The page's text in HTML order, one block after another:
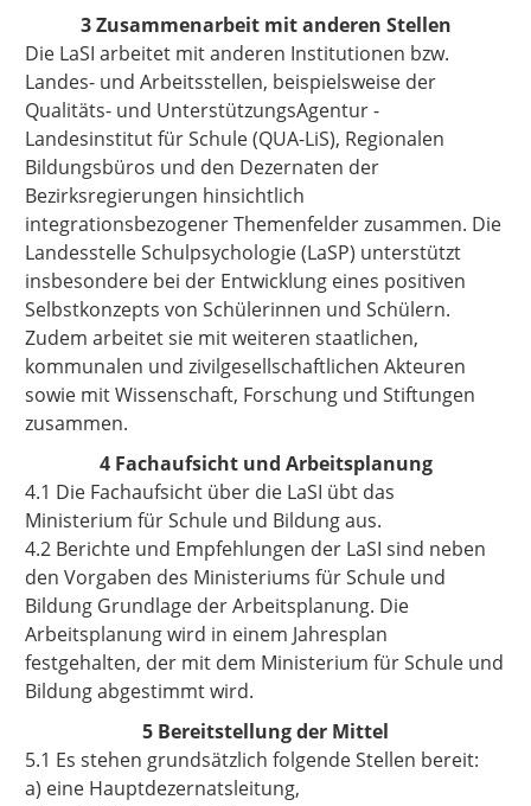
3 Zusammenarbeit mit anderen Stellen
Die LaSI arbeitet mit anderen Institutionen bzw.
Landes- und Arbeitsstellen, beispielsweise der
Qualitäts- und UnterstützungsAgentur -
Landesinstitut für Schule (QUA-LiS), Regionalen
Bildungsbüros und den Dezernaten der
Bezirksregierungen hinsichtlich
integrationsbezogener Themenfelder zusammen. Die
Landesstelle Schulpsychologie (LaSP) unterstützt
insbesondere bei der Entwicklung eines positiven
Selbstkonzepts von Schülerinnen und Schülern.
Zudem arbeitet sie mit weiteren staatlichen,
kommunalen und zivilgesellschaftlichen Akteuren
sowie mit Wissenschaft, Forschung und Stiftungen
zusammen.
4 Fachaufsicht und Arbeitsplanung
4.1 Die Fachaufsicht über die LaSI übt das
Ministerium für Schule und Bildung aus.
4.2 Berichte und Empfehlungen der LaSI sind neben
den Vorgaben des Ministeriums für Schule und
Bildung Grundlage der Arbeitsplanung. Die
Arbeitsplanung wird in einem Jahresplan
festgehalten, der mit dem Ministerium für Schule und
Bildung abgestimmt wird.
5 Bereitstellung der Mittel
5.1 Es stehen grundsätzlich folgende Stellen bereit:
a) eine Hauptdezernatsleitung,